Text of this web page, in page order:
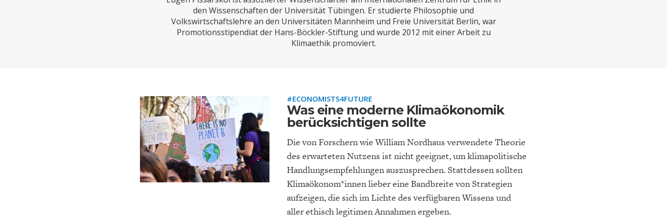
SUCHE
ABO/LOGIN
UNGLEICHHEIT UND
MACHT
FACHKRÄFTEMANGEL
DAS DEUTSCHE
GESUNDHEITSWESEN
DIE NÄCHSTE STUFE DER
GLOBALISIERUNG
EUROPA FINANZMÄRKTE GELDPOLITIK GESELLSCHAFT
den Wissenschaften der Universität Tübingen. Er studierte Philosophie und
Volkswirtschaftslehre an den Universitäten Mannheim und Freie Universität Berlin, war
Promotionsstipendiat der Hans-Böckler-Stiftung und wurde 2012 mit einer Arbeit zu
Klimaethik promoviert.
#ECONOMISTS4FUTURE
Was eine moderne Klimaökonomik
berücksichtigen sollte
Die von Forschern wie William Nordhaus verwendete Theorie
des erwarteten Nutzens ist nicht geeignet, um klimapolitische
Handlungsempfehlungen auszusprechen. Stattdessen sollten
Klimaökonom*innen lieber eine Bandbreite von Strategien
aufzeigen, die sich im Lichte des verfügbaren Wissens und
aller ethisch legitimen Annahmen ergeben.